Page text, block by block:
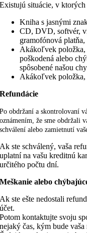
Existujú situácie, v ktorých
Kniha s jasnými
CD, DVD, softvér,
gramofónová
Akákoľvek položka,
poškodená alebo
spôsobené našou
Akákoľvek položka,
Refundácie
Po obdržaní a skontrolovaní
oznámením, že sme obdržali
schválení alebo zamietnutí
Ak ste schválený, vaša
uplatní na vašu kreditnú
určitého počtu dní.
Meškanie alebo
Ak ste ešte nedostali
účet.
Potom kontaktujte svoju
nejaký čas, kým bude